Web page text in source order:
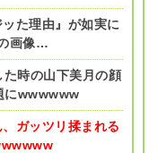
た理由』が如実に
画像…
た時の山下美月の顔
にwwwwww
ガッツリ揉まれる